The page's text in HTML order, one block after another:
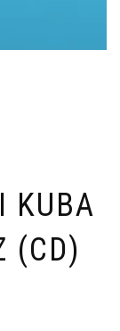
KUBA
(CD)